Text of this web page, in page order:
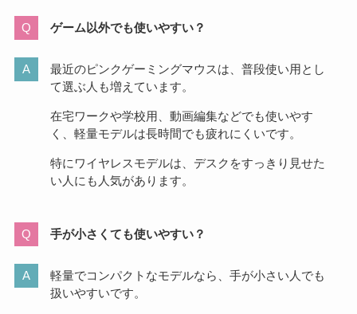
ゲーム以外でも使いやすい？
最近のピンクゲーミングマウスは、普段使い用とし
て選ぶ人も増えています。
在宅ワークや学校用、動画編集などでも使いやす
く、軽量モデルは長時間でも疲れにくいです。
特にワイヤレスモデルは、デスクをすっきり見せた
い人にも人気があります。
手が小さくても使いやすい？
軽量でコンパクトなモデルなら、手が小さい人でも
扱いやすいです。